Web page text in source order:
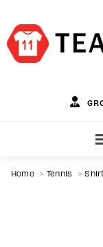
Home > Tennis >